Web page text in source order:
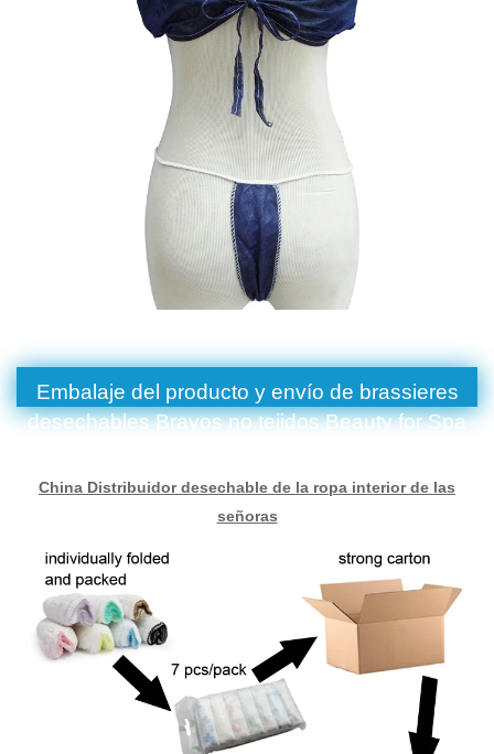
Embalaje del producto y envío de brassieres
desechables Brayos no tejidos Beauty for Spa
China Distribuidor desechable de la ropa interior de las
señoras